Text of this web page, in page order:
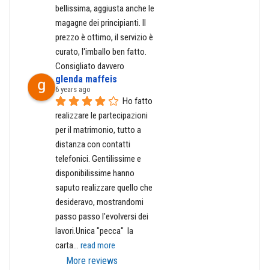
bellissima, aggiusta anche le
magagne dei principianti. Il
prezzo è ottimo, il servizio è
curato, l'imballo ben fatto.
Consigliato davvero
glenda maffeis
6 years ago
Ho fatto
realizzare le partecipazioni
per il matrimonio, tutto a
distanza con contatti
telefonici. Gentilissime e
disponibilissime hanno
saputo realizzare quello che
desideravo, mostrandomi
passo passo l'evolversi dei
lavori.Unica "pecca"  la
carta... read more
More reviews